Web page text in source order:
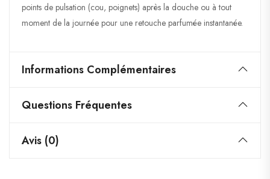
points de pulsation (cou, poignets) après la douche ou à tout
moment de la journée pour une retouche parfumée instantanée.
Informations Complémentaires
Questions Fréquentes
Avis (0)